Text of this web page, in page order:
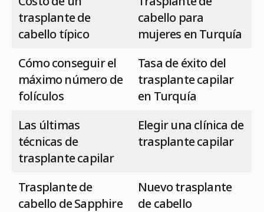
trasplante de
cabello típico
cabello para
mujeres en Turquía
Cómo conseguir el
máximo número de
folículos
Tasa de éxito del
trasplante capilar
en Turquía
Las últimas
técnicas de
trasplante capilar
Elegir una clínica de
trasplante capilar
Trasplante de
cabello de Sapphire
Nuevo trasplante
de cabello